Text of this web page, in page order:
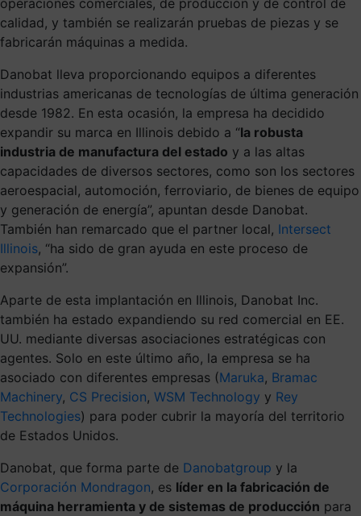
calidad, y también se realizarán pruebas de piezas y se
fabricarán máquinas a medida.
Danobat lleva proporcionando equipos a diferentes
industrias americanas de tecnologías de última generación
desde 1982. En esta ocasión, la empresa ha decidido
expandir su marca en Illinois debido a “la robusta
industria de manufactura del estado y a las altas
capacidades de diversos sectores, como son los sectores
aeroespacial, automoción, ferroviario, de bienes de equipo
y generación de energía”, apuntan desde Danobat.
También han remarcado que el partner local, Intersect
Illinois, “ha sido de gran ayuda en este proceso de
expansión”.
Aparte de esta implantación en Illinois, Danobat Inc.
también ha estado expandiendo su red comercial en EE.
UU. mediante diversas asociaciones estratégicas con
agentes. Solo en este último año, la empresa se ha
asociado con diferentes empresas (Maruka, Bramac
Machinery, CS Precision, WSM Technology y Rey
Technologies) para poder cubrir la mayoría del territorio
de Estados Unidos.
Danobat, que forma parte de Danobatgroup y la
Corporación Mondragon, es líder en la fabricación de
máquina herramienta y de sistemas de producción para